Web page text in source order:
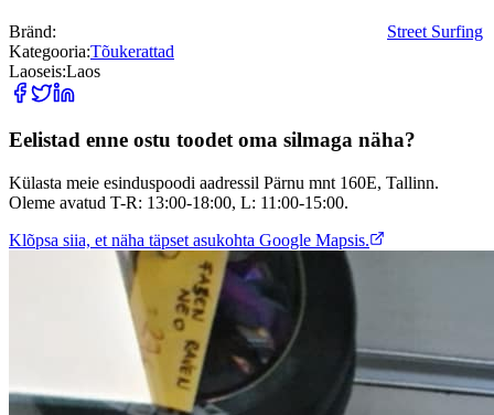
Bränd:
Street Surfing
Kategooria:Tõukerattad
Laoseis:Laos
Eelistad enne ostu toodet oma silmaga näha?
Külasta meie esinduspoodi aadressil Pärnu mnt 160E, Tallinn.
Oleme avatud T-R: 13:00-18:00, L: 11:00-15:00.
Klõpsa siia, et näha täpset asukohta Google Mapsis.